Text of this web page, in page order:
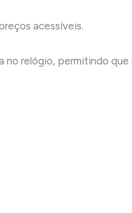
acessíveis.
relógio, permitindo